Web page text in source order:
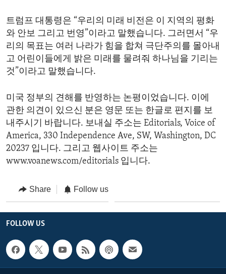
트럼프 대통령은 “우리의 미래 비전은 이 지역의 평화
와 안보 그리고 번영”이라고 말했습니다. 그러면서 “우
리의 목표는 여러 나라가 힘을 합쳐 극단주의를 몰아내
고 어린이들에게 밝은 미래를 물려줘 하나님을 기리는
것”이라고 말했습니다.
미국 정부의 견해를 반영하는 논평이었습니다. 이에
관한 의견이 있으신 분은 영문 또는 한글로 편지를 보
내주시기 바랍니다. 보내실 주소는 Editorials, Voice of
America, 330 Independence Ave, SW, Washington, DC
20237 입니다. 그리고 웹사이트 주소는
www.voanews.com/editorials 입니다.
Share Follow us
FOLLOW US